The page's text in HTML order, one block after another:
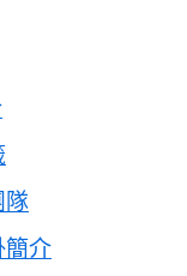
隊
簡介